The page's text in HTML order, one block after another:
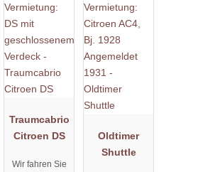
Traumcabrio
Citroen DS
Wir fahren Sie
Oldtimer
Shuttle